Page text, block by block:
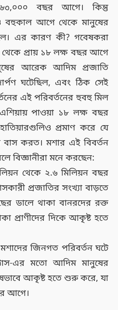
বছর আগে। কিন্তু
বহুকাল আগে থেকে মানুষের
এর কারণ কী? গবেষকরা
প্রায় ১৮ লক্ষ বছর আগে
আরেক আদিম প্রজাতি
ঘটেছিল, এবং ঠিক সেই
এই পরিবর্তনের হুবহু মিল
এশিয়ায় পাওয়া ১৮ লক্ষ বছর
প্রমাণ করে যে
বাস করত। মশার এই বিবর্তন
বিজ্ঞানীরা মনে করছেন:
থেকে ২.৬ মিলিয়ন বছর
প্রজাতির সংখ্যা বাড়তে
ডালে থাকা বানরদের রক্ত
প্রাণীদের দিকে আকৃষ্ট হতে
জিনগত পরিবর্তন ঘটে
এর মতো আদিম মানুষের
আকৃষ্ট হতে শুরু করে, যা
আগে।